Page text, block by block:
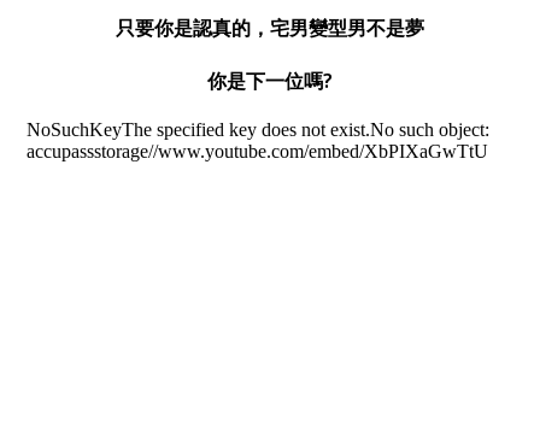
只要你是認真的，宅男變型男不是夢
你是下一位嗎?